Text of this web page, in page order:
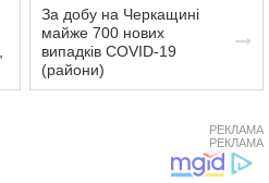
За добу на Черкащині
майже 700 нових
випадків COVID-19
(райони)
РЕКЛАМА
РЕКЛАМА